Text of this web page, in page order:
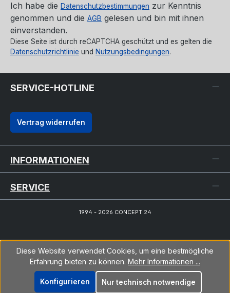
Ich habe die Datenschutzbestimmungen zur Kenntnis
genommen und die AGB gelesen und bin mit ihnen
einverstanden.
Diese Seite ist durch reCAPTCHA geschützt und es gelten die
Datenschutzrichtlinie und Nutzungsbedingungen.
SERVICE-HOTLINE
Vertrag widerrufen
INFORMATIONEN
SERVICE
1994 - 2026 CONCEPT 24
Diese Website verwendet Cookies, um eine bestmögliche
Erfahrung bieten zu können. Mehr Informationen ...
Nur technisch notwendige
Konfigurieren